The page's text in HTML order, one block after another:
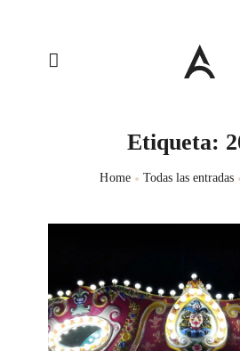
Etiqueta:
Home Todas las entradas